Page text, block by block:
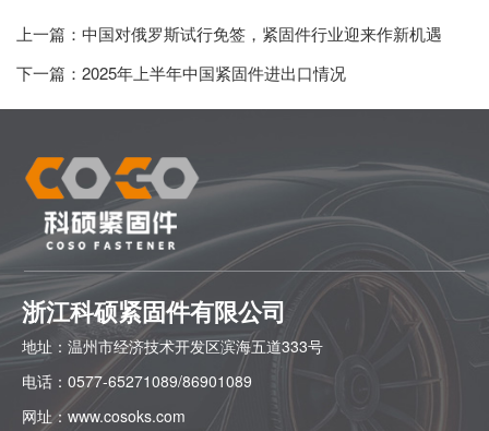
上一篇： 中国对俄罗斯试行免签，紧固件行业迎来作新机遇
下一篇： 2025年上半年中国紧固件进出口情况
浙江科硕紧固件有限公司
地址： 温州市经济技术开发区滨海五道333号
电话： 0577-65271089/86901089
网址：www.cosoks.com